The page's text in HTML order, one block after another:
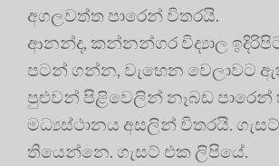
අගලවත්ත පාරෙන් විතරයි.
ආනන්ද, කන්නන්ගර විද්‍යාල ඉදිරිපිට
පටන් ගන්න, වැහෙන වෙලාවට
පුළුවන් පිළිවෙලින් නෑබඩ පාරෙන්
මධ්‍යස්ථානය අසලින් විතරයි.
තියෙන්නෙ. ගැසට් එක ලිපියේ.